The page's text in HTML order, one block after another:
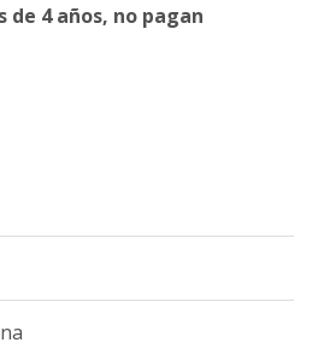
4 años, no pagan